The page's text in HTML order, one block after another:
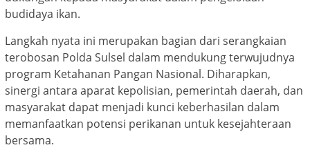
budidaya ikan.
Langkah nyata ini merupakan bagian dari serangkaian
terobosan Polda Sulsel dalam mendukung terwujudnya
program Ketahanan Pangan Nasional. Diharapkan,
sinergi antara aparat kepolisian, pemerintah daerah, dan
masyarakat dapat menjadi kunci keberhasilan dalam
memanfaatkan potensi perikanan untuk kesejahteraan
bersama.